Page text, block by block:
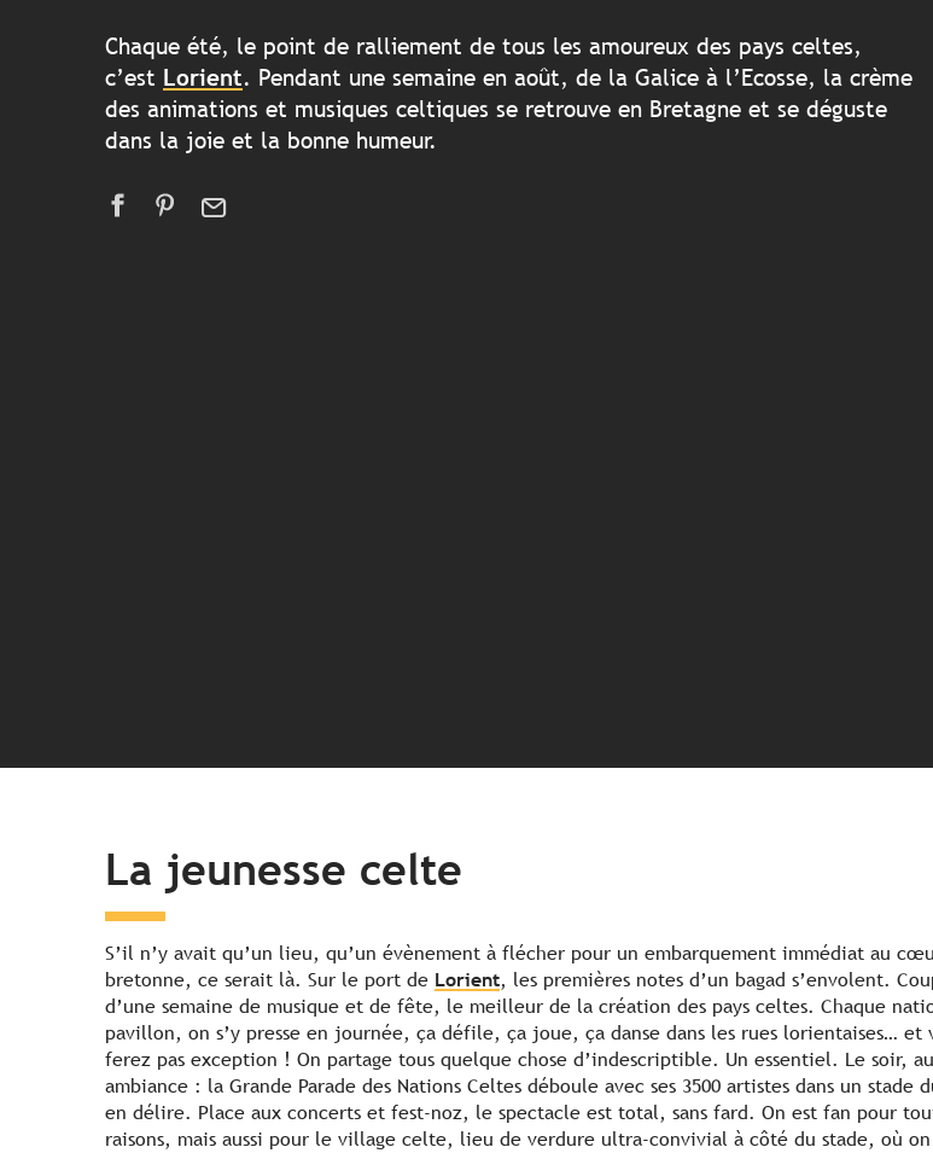
Chaque été, le point de ralliement de tous les amoureux des pays celtes,
c’est Lorient. Pendant une semaine en août, de la Galice à l’Ecosse, la crème
des animations et musiques celtiques se retrouve en Bretagne et se déguste
dans la joie et la bonne humeur.
La jeunesse celte
S’il n’y avait qu’un lieu, qu’un évènement à flécher pour un embarquement immédiat au
bretonne, ce serait là. Sur le port de Lorient, les premières notes d’un bagad s’envolent.
d’une semaine de musique et de fête, le meilleur de la création des pays celtes. Chaque
pavillon, on s’y presse en journée, ça défile, ça joue, ça danse dans les rues lorientaises… et
ferez pas exception ! On partage tous quelque chose d’indescriptible. Un essentiel. Le soir,
ambiance : la Grande Parade des Nations Celtes déboule avec ses 3500 artistes dans un stade
en délire. Place aux concerts et fest-noz, le spectacle est total, sans fard. On est fan pour
raisons, mais aussi pour le village celte, lieu de verdure ultra-convivial à côté du stade, où on